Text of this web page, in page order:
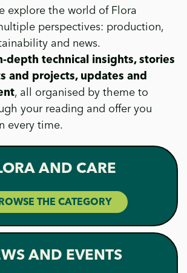
explore the world of Flora
perspectives: production,
and news.
depth technical insights, stories
and projects, updates and
, all organised by theme to
your reading and offer you
every time.
AND CARE
THE CATEGORY
AND EVENTS